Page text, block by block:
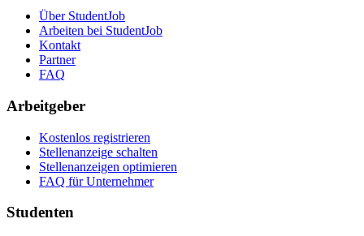
Über StudentJob
Arbeiten bei StudentJob
Kontakt
Partner
FAQ
Arbeitgeber
Kostenlos registrieren
Stellenanzeige schalten
Stellenanzeigen optimieren
FAQ für Unternehmer
Studenten